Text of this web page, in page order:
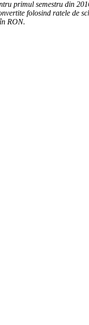
primul semestru din
folosind ratele de
RON.